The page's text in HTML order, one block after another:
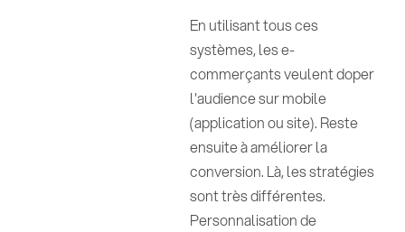
En utilisant tous ces
systèmes, les e-
commerçants veulent doper
l'audience sur mobile
(application ou site). Reste
ensuite à améliorer la
conversion. Là, les stratégies
sont très différentes.
Personnalisation de